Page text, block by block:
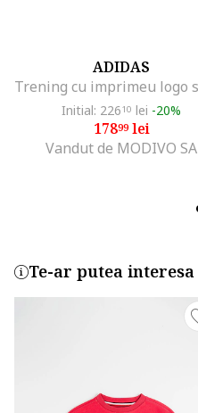
ADIDAS
Initial: 22610 lei -20%
17899lei
Vandut de MODIVO SA
Te-ar putea interesa